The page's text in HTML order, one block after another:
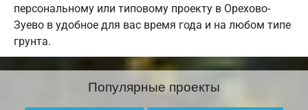
персональному или типовому проекту в Орехово-
Зуево в удобное для вас время года и на любом типе
грунта.
Популярные проекты